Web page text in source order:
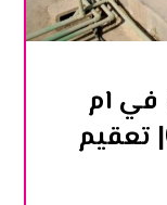
في ام